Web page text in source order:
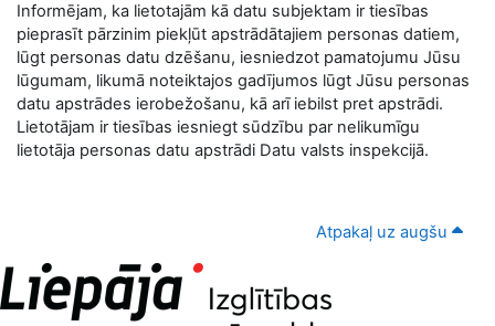
Informējam, ka lietotajām kā datu subjektam ir tiesības
pieprasīt pārzinim piekļūt apstrādātajiem personas datiem,
lūgt personas datu dzēšanu, iesniedzot pamatojumu Jūsu
lūgumam, likumā noteiktajos gadījumos lūgt Jūsu personas
datu apstrādes ierobežošanu, kā arī iebilst pret apstrādi.
Lietotājam ir tiesības iesniegt sūdzību par nelikumīgu
lietotāja personas datu apstrādi Datu valsts inspekcijā.
Atpakaļ uz augšu